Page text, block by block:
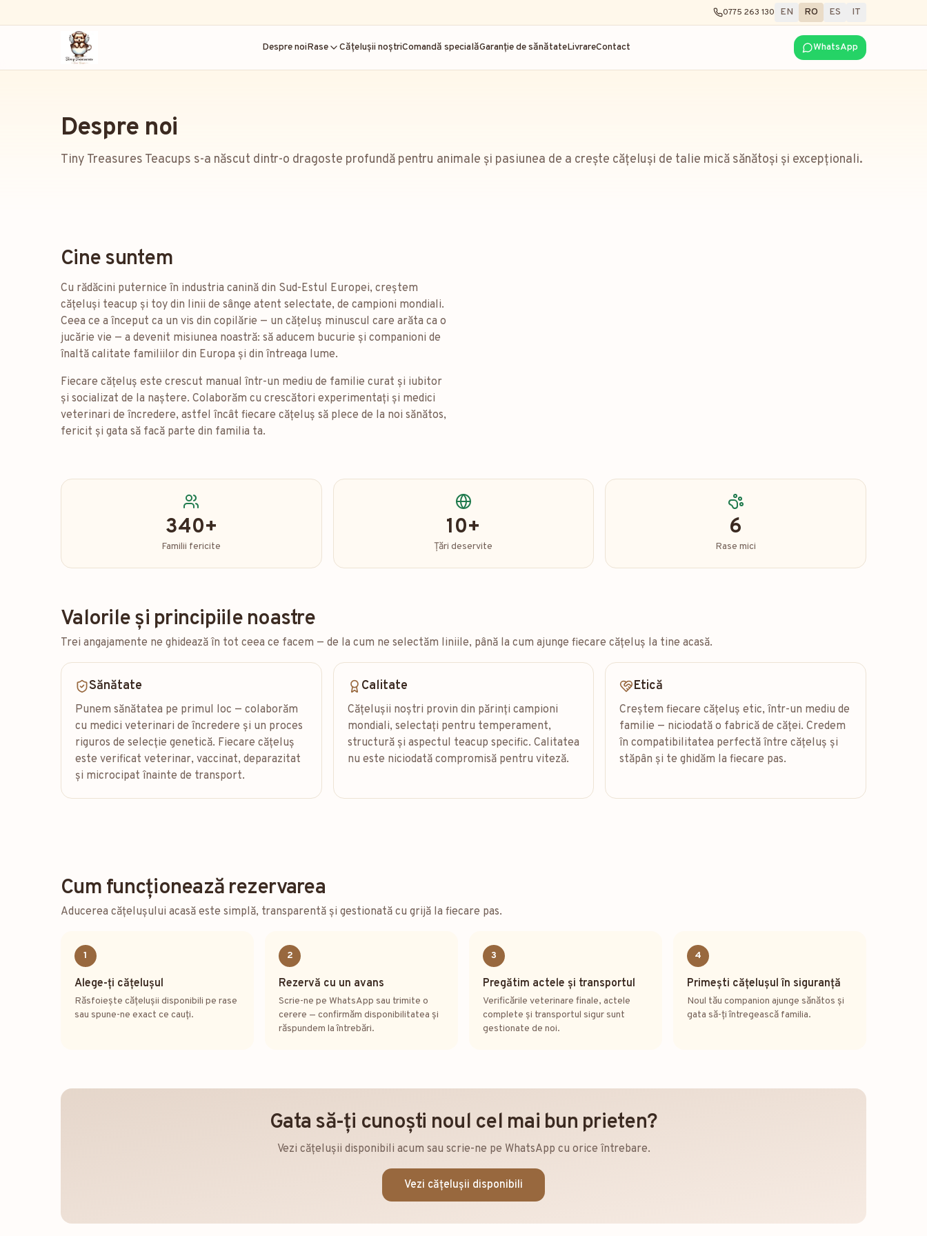
0775 263 130 EN RO ES IT
Despre noiRase Cățelușii noștriComandă specialăGaranție de sănătateLivrareContact WhatsApp
Despre noi
Tiny Treasures Teacups s-a născut dintr-o dragoste profundă pentru animale și pasiunea de a crește cățeluși de talie mică sănătoși și excepționali.
Cine suntem
Cu rădăcini puternice în industria canină din Sud-Estul Europei, creștem
cățeluși teacup și toy din linii de sânge atent selectate, de campioni mondiali.
Ceea ce a început ca un vis din copilărie — un cățeluș minuscul care arăta ca o
jucărie vie — a devenit misiunea noastră: să aducem bucurie și companioni de
înaltă calitate familiilor din Europa și din întreaga lume.
Fiecare cățeluș este crescut manual într-un mediu de familie curat și iubitor
și socializat de la naștere. Colaborăm cu crescători experimentați și medici
veterinari de încredere, astfel încât fiecare cățeluș să plece de la noi sănătos,
fericit și gata să facă parte din familia ta.
340+
Familii fericite
10+
Țări deservite
6
Rase mici
Valorile și principiile noastre
Trei angajamente ne ghidează în tot ceea ce facem — de la cum ne selectăm liniile, până la cum ajunge fiecare cățeluș la tine acasă.
Sănătate
Punem sănătatea pe primul loc — colaborăm
cu medici veterinari de încredere și un proces
riguros de selecție genetică. Fiecare cățeluș
este verificat veterinar, vaccinat, deparazitat
și microcipat înainte de transport.
Calitate
Cățelușii noștri provin din părinți campioni
mondiali, selectați pentru temperament,
structură și aspectul teacup specific. Calitatea
nu este niciodată compromisă pentru viteză.
Etică
Creștem fiecare cățeluș etic, într-un mediu de
familie — niciodată o fabrică de căței. Credem
în compatibilitatea perfectă între cățeluș și
stăpân și te ghidăm la fiecare pas.
Cum funcționează rezervarea
Aducerea cățelușului acasă este simplă, transparentă și gestionată cu grijă la fiecare pas.
1
Alege-ți cățelușul
Răsfoiește cățelușii disponibili pe rase
sau spune-ne exact ce cauți.
2
Rezervă cu un avans
Scrie-ne pe WhatsApp sau trimite o
cerere — confirmăm disponibilitatea și
răspundem la întrebări.
3
Pregătim actele și transportul
Verificările veterinare finale, actele
complete și transportul sigur sunt
gestionate de noi.
4
Primești cățelușul în siguranță
Noul tău companion ajunge sănătos și
gata să-ți întregească familia.
Gata să-ți cunoști noul cel mai bun prieten?
Vezi cățelușii disponibili acum sau scrie-ne pe WhatsApp cu orice întrebare.
Vezi cățelușii disponibili